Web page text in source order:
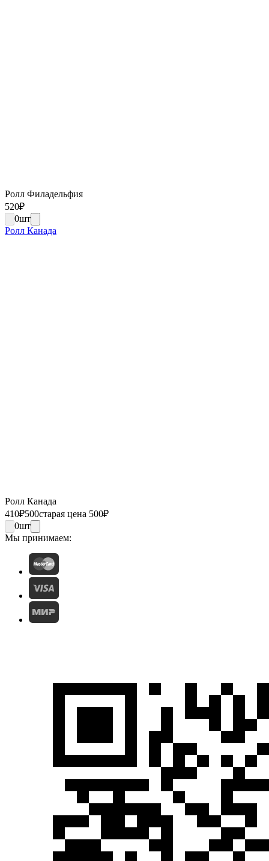
Ролл Филадельфия
520₽
0шт
Ролл Канада
Ролл Канада
410₽500старая цена 500₽
0шт
Мы принимаем: